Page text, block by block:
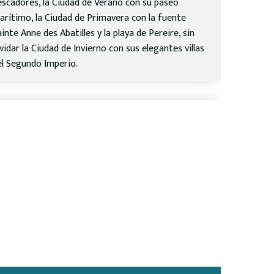
la Ciudad de Primavera con la fuente
Anne des Abatilles y la playa de Pereire, sin
la Ciudad de Invierno con sus elegantes villas
Segundo Imperio.